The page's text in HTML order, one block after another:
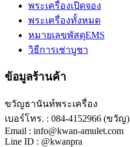
พระเครื่องเปิดจอง
พระเครื่องทั้งหมด
หมายเลขพัสดุEMS
วิธีการเช่าบูชา
ข้อมูลร้านค้า
ขวัญธานันท์พระเครื่อง
เบอร์โทร. : 084-4152966 (ขวัญ)
Email : info@kwan-amulet.com
Line ID : @kwanpra